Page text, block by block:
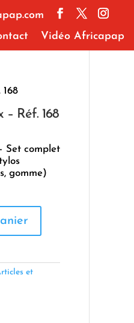
Vidéo Africapap
Réf. 168
Set complet
gomme)
et